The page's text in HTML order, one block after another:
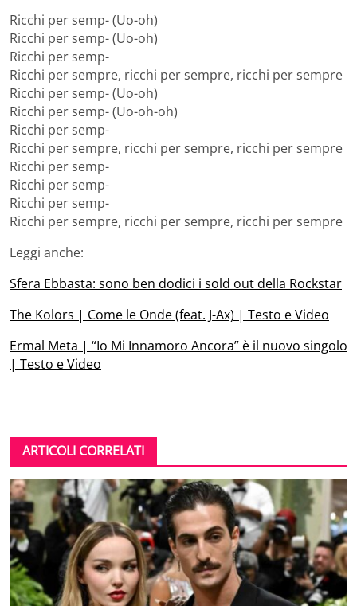
Ricchi per semp- (Uo-oh)
Ricchi per semp- (Uo-oh)
Ricchi per semp-
Ricchi per sempre, ricchi per sempre, ricchi per sempre
Ricchi per semp- (Uo-oh)
Ricchi per semp- (Uo-oh-oh)
Ricchi per semp-
Ricchi per sempre, ricchi per sempre, ricchi per sempre
Ricchi per semp-
Ricchi per semp-
Ricchi per semp-
Ricchi per sempre, ricchi per sempre, ricchi per sempre
Leggi anche:
Sfera Ebbasta: sono ben dodici i sold out della Rockstar
The Kolors | Come le Onde (feat. J-Ax) | Testo e Video
Ermal Meta | “Io Mi Innamoro Ancora” è il nuovo singolo
| Testo e Video
ARTICOLI CORRELATI